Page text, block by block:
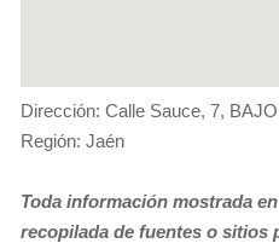
Dirección: Calle Sauce, 7, BAJO
Región: Jaén
Toda información mostrada
recopilada de fuentes o sitios